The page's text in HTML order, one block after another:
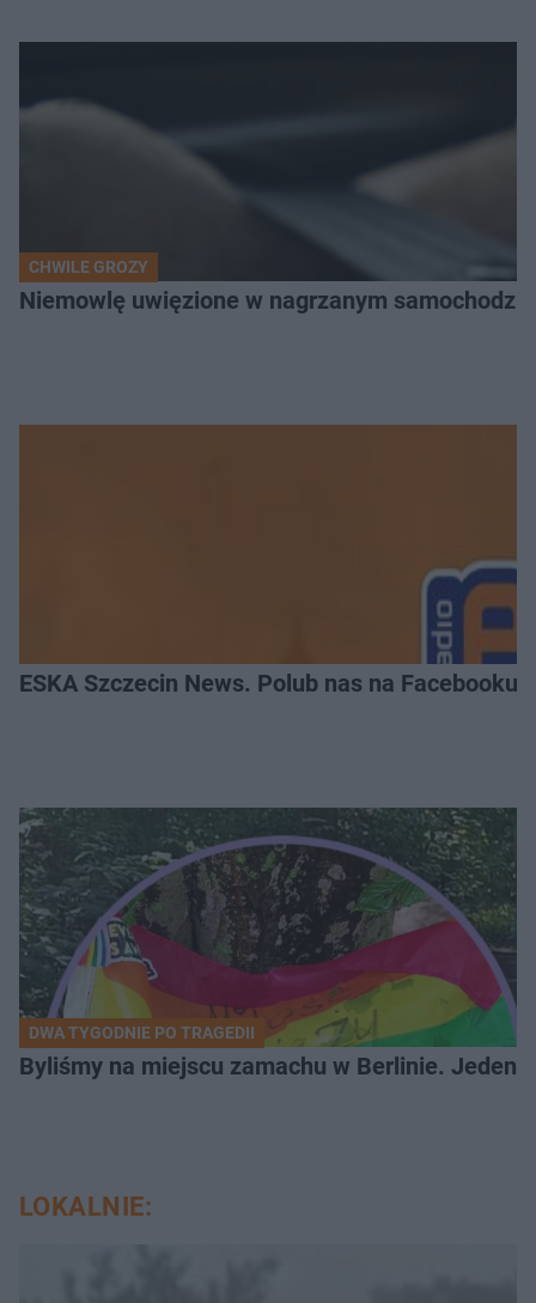
CHWILE GROZY
Niemowlę uwięzione w nagrzanym
ESKA Szczecin News. Polub nas na Facebooku!
DWA TYGODNIE PO TRAGEDII
Byliśmy na miejscu zamachu w Berlinie. Jeden
LOKALNIE: